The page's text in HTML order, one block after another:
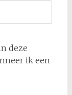
deze
ik een